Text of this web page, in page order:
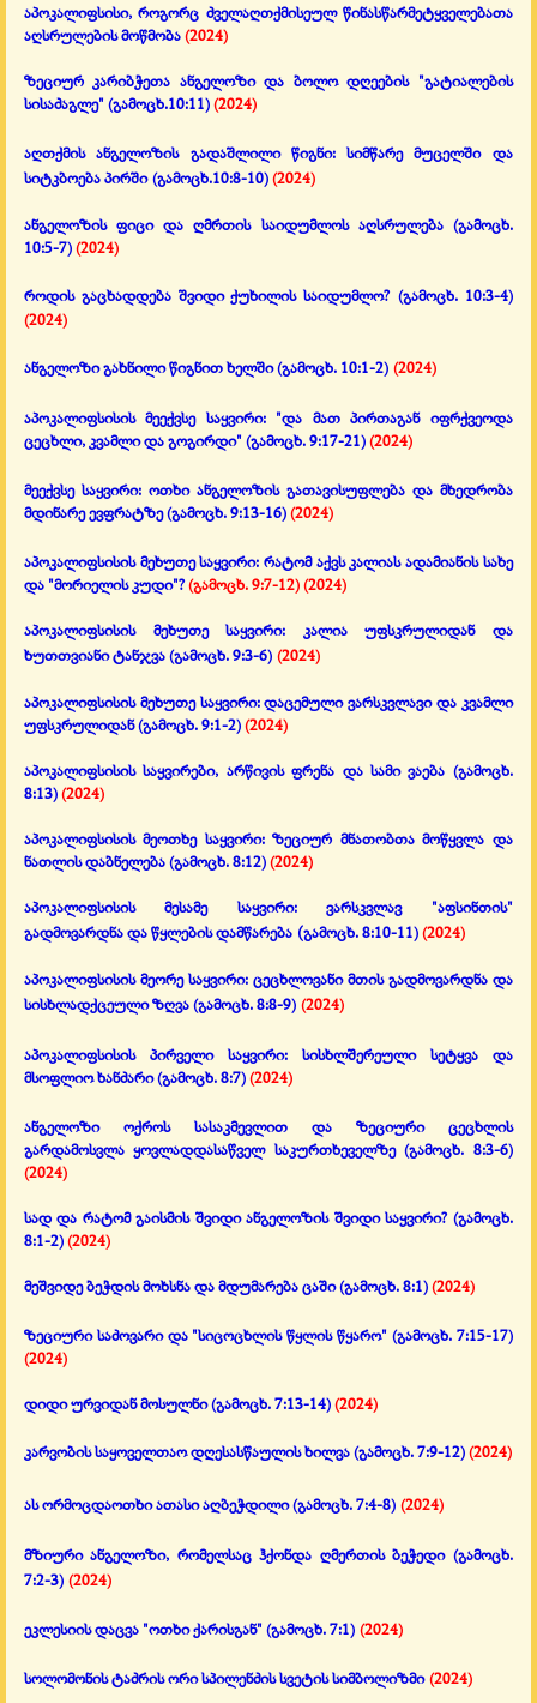
აპოკალიფსისი,როგორც ძველაღთქმისეულ წინასწარმეტყველებათა
აღსრულების მოწმობა(2024)
ზეციურ კარიბჭეთა ანგელოზი და ბოლო დღეების "გატიალების
სისაძაგლე" (გამოცხ.10:11)(2024)
აღთქმის ანგელოზის გადაშლილი წიგნი: სიმწარე მუცელში და
სიტკბოება პირში (გამოცხ.10:8-10)(2024)
ანგელოზის ფიცი და ღმრთის საიდუმლოს აღსრულება (გამოცხ.
10:5-7)(2024)
როდის გაცხადდება შვიდი ქუხილის საიდუმლო? (გამოცხ. 10:3-4)
(2024)
ანგელოზი გახნილი წიგნით ხელში(გამოცხ. 10:1-2) (2024)
აპოკალიფსისის მეექვსე საყვირი: "და მათ პირთაგან იფრქვეოდა
ცეცხლი, კვამლი და გოგირდი" (გამოცხ. 9:17-21)(2024)
მეექვსე საყვირი: ოთხი ანგელოზის გათავისუფლება და მხედრობა
მდინარე ევფრატზე(გამოცხ. 9:13-16)(2024)
აპოკალიფსისის მეხუთე საყვირი:რატომ აქვს კალიას ადამიანის სახე
და "მორიელის კუდი"?(გამოცხ. 9:7-12)(2024)
აპოკალიფსისის მეხუთე საყვირი: კალია უფსკრულიდან და
ხუთთვიანი ტანჯვა(გამოცხ. 9:3-6) (2024)
აპოკალიფსისის მეხუთე საყვირი: დაცემული ვარსკვლავი და კვამლი
უფსკრულიდან(გამოცხ. 9:1-2)(2024)
აპოკალიფსისის საყვირები, არწივის ფრენა და სამი ვაება (გამოცხ.
8:13)(2024)
აპოკალიფსისის მეოთხე საყვირი:ზეციურ მნათობთა მოწყვლა და
ნათლის დაბნელება(გამოცხ. 8:12)(2024)
აპოკალიფსისის მესამე საყვირი: ვარსკვლავ "აფსინთის"
გადმოვარდნადა წყლების დამწარება (გამოცხ. 8:10-11)(2024)
აპოკალიფსისის მეორე საყვირი: ცეცხლოვანი მთის გადმოვარდნა და
სისხლადქცეული ზღვა(გამოცხ. 8:8-9) (2024)
აპოკალიფსისის პირველი საყვირი: სისხლშერეული სეტყვა და
მსოფლიო ხანძარი(გამოცხ. 8:7)(2024)
ანგელოზი ოქროს სასაკმევლით და ზეციური ცეცხლის
გარდამოსვლა ყოვლადდასაწველ საკურთხეველზე(გამოცხ. 8:3-6)
(2024)
სად და რატომ გაისმის შვიდი ანგელოზის შვიდი საყვირი? (გამოცხ.
8:1-2)(2024)
მეშვიდე ბეჭდის მოხსნა და მდუმარება ცაში (გამოცხ. 8:1)(2024)
ზეციური საძოვარი და "სიცოცხლის წყლის წყარო" (გამოცხ. 7:15-17)
(2024)
დიდი ურვიდან მოსულნი(გამოცხ. 7:13-14)(2024)
კარვობის საყოველთაო დღესასწაულის ხილვა (გამოცხ. 7:9-12)(2024)
ას ორმოცდაოთხი ათასი აღბეჭდილი(გამოცხ. 7:4-8) (2024)
მზიური ანგელოზი, რომელსაც ჰქონდა ღმერთის ბეჭედი (გამოცხ.
7:2-3) (2024)
ეკლესიის დაცვა "ოთხი ქარისგან" (გამოცხ. 7:1) (2024)
სოლომონის ტაძრის ორი სპილენძის სვეტის სიმბოლიზმი (2024)